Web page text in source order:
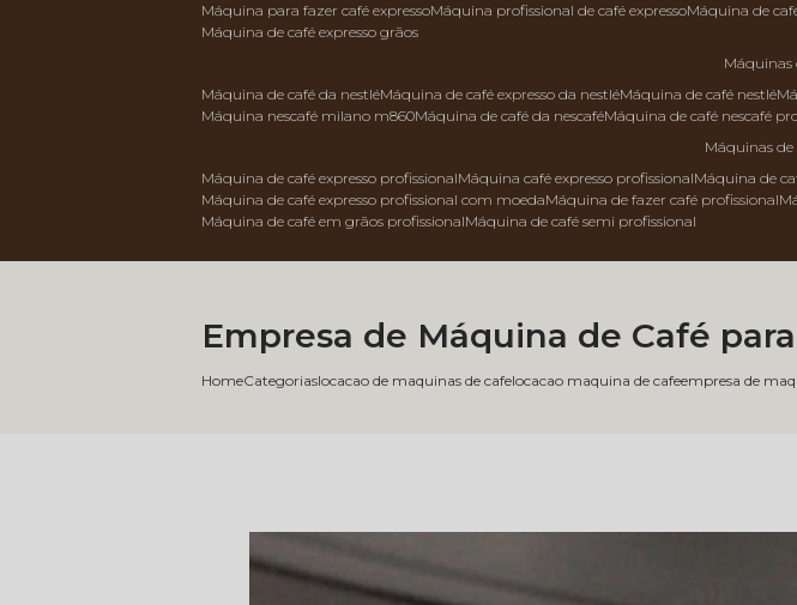
máquina para fazer café expresso
máquina profissional de café expresso máquina de
máquina de café expresso grãos
máquina de café da nestlé
máquina de café expresso da nestlé máquina de café nestlé
máquina nescafé milano m860
máquina de café da nescafé
máquina de café nescafé
máquinas
máquina de café expresso profissional
máquina café expresso profissional máquina de
máquina de café expresso profissional com moeda
máquina de fazer café profissional
máquina de café em grãos profissional
máquina de café semi profissional
HomeCategoriaslocacao de maquinas de cafelocacao maquina de cafeempresa de
Empresa de Máquina de Café